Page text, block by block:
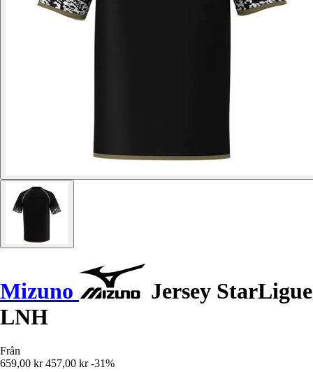
Mizuno
Jersey StarLigue
LNH
Från
659,00 kr 457,00 kr -31%